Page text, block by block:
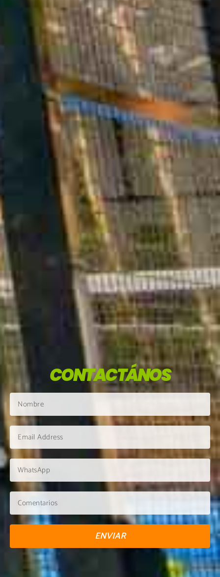
CONTACTÁNOS
ENVIAR